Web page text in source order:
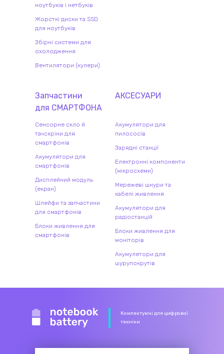
ноутбуків і нетбуків
Жорсткі диски та SSD
для ноутбуків
Збірні системи для
охолодження
Вентилятори (кулери)
Запчастини
для СМАРТФОНА
Сенсорне скло й
тачскріни для
смартфонів
Акумулятори для
смартфонів
Дисплейний модуль
(екран)
Шлейфи та запчастини
для смартфонів
Блоки живлення для
смартфонів
АКСЕСУАРИ
Акумулятори для
пилососів
Зарядні станції
Електронні компоненти
(мікросхеми)
Мережеві шнури та
кабелі живлення
Акумулятори для
радіостанцій
Блоки живлення для
моніторів
Акумулятори для
шурупокрутів
Комлектуючі для цифрової
техніки